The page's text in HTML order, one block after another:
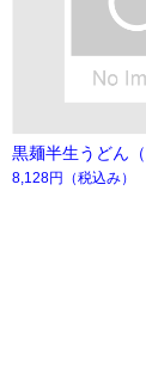
黒麺半生うどん（
8,128円 （税込み）